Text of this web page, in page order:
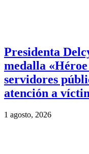
Presidenta
medalla
servidores
atención a
1 agosto, 2026